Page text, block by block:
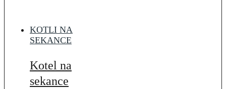
KOTLI NA
SEKANCE
Kotel na
sekance